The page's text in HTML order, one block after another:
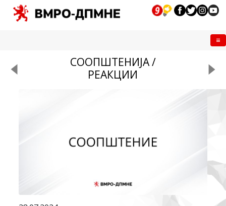
СООПШТЕНИЈА /
РЕАКЦИИ